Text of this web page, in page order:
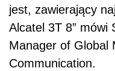
jest, zawierający
Alcatel 3T 8” mówi
Manager of Global
Communication.